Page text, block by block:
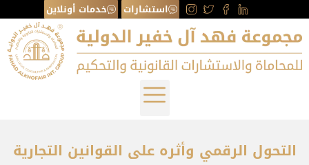
استشارات خدمات أونلاين
التحول الرقمي وأثره على القوانين التجارية